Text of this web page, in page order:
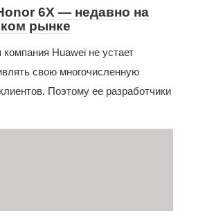
6X — недавно на
рынке
Huawei не устает
свою многочисленную
Поэтому ее разработчики